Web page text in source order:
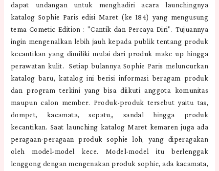
dapat undangan untuk menghadiri acara launchingnya
katalog Sophie Paris edisi Maret (ke 184) yang mengusung
tema Cometic Edition : "Cantik dan Percaya Diri". Tujuannya
ingin mengenalkan lebih jauh kepada publik tentang produk
kecantikan yang dimiliki mulai dari produk make up hingga
perawatan kulit. Setiap bulannya Sophie Paris meluncurkan
katalog baru, katalog ini berisi informasi beragam produk
dan program terkini yang bisa diikuti anggota komunitas
maupun calon member. Produk-produk tersebut yaitu tas,
dompet, kacamata, sepatu,, sandal hingga produk
kecantikan. Saat launching katalog Maret kemaren juga ada
peragaan-peragaan produk sophie loh, yang diperagakan
oleh model-model kece. Model-model itu berlenggak
lenggong dengan mengenakan produk sophie, ada kacamata,